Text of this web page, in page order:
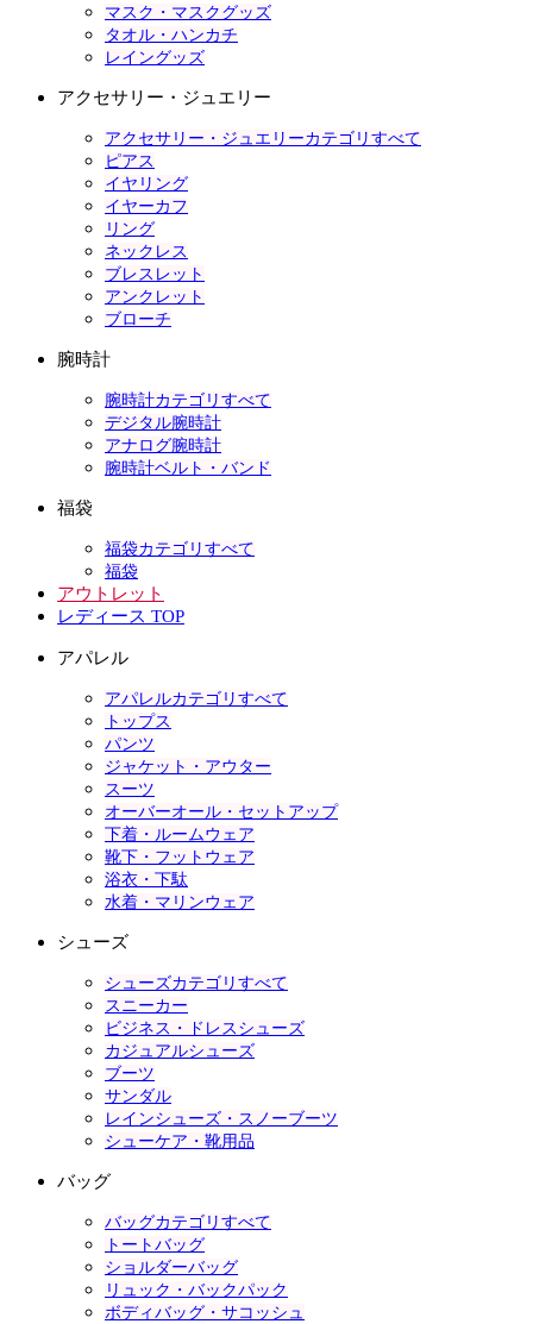
マスク・マスクグッズ
タオル・ハンカチ
レイングッズ
アクセサリー・ジュエリー
アクセサリー・ジュエリーカテゴリすべて
ピアス
イヤリング
イヤーカフ
リング
ネックレス
ブレスレット
アンクレット
ブローチ
腕時計
腕時計カテゴリすべて
デジタル腕時計
アナログ腕時計
腕時計ベルト・バンド
福袋
福袋カテゴリすべて
福袋
アウトレット
レディース TOP
アパレル
アパレルカテゴリすべて
トップス
パンツ
ジャケット・アウター
スーツ
オーバーオール・セットアップ
下着・ルームウェア
靴下・フットウェア
浴衣・下駄
水着・マリンウェア
シューズ
シューズカテゴリすべて
スニーカー
ビジネス・ドレスシューズ
カジュアルシューズ
ブーツ
サンダル
レインシューズ・スノーブーツ
シューケア・靴用品
バッグ
バッグカテゴリすべて
トートバッグ
ショルダーバッグ
リュック・バックパック
ボディバッグ・サコッシュ